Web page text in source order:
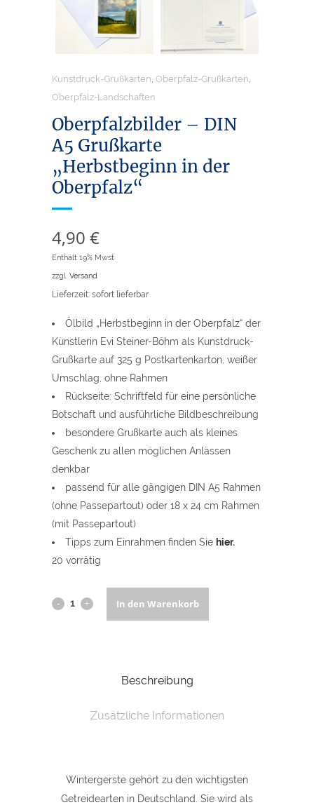
Kunstdruck-Grußkarten Oberpfalz-Grußkarten
Oberpfalz-Landschaften
Oberpfalzbilder – DIN
A5 Grußkarte
„Herbstbeginn in der
Oberpfalz“
4,90 €
Enthält 19% Mwst
zzgl. Versand
Lieferzeit: sofort lieferbar
Ölbild „Herbstbeginn in der Oberpfalz“ der
Künstlerin Evi Steiner-Böhm als Kunstdruck-
Grußkarte auf 325 g Postkartenkarton, weißer
Umschlag, ohne Rahmen
Rückseite: Schriftfeld für eine persönliche
Botschaft und ausführliche Bildbeschreibung
besondere Grußkarte auch als kleines
Geschenk zu allen möglichen Anlässen
denkbar
passend für alle gängigen DIN A5 Rahmen
(ohne Passepartout) oder 18 x 24 cm Rahmen
(mit Passepartout)
Tipps zum Einrahmen finden Sie hier.
20 vorrätig
OberpfalzbilderIn den Warenkorb
Beschreibung
Zusätzliche Informationen
Wintergerste gehört zu den wichtigsten
Getreidearten in Deutschland. Sie wird als